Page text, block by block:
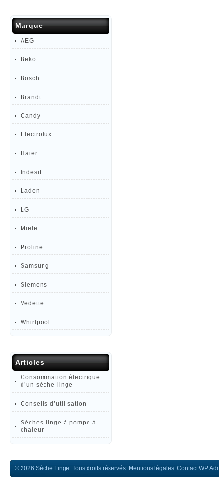
Marque
AEG
Beko
Bosch
Brandt
Candy
Electrolux
Haier
Indesit
Laden
LG
Miele
Proline
Samsung
Siemens
Vedette
Whirlpool
Articles
Consommation électrique
d’un sèche-linge
Conseils d’utilisation
Sèches-linge à pompe à
chaleur
© 2026 Sèche Linge. Tous droits réservés. Mentions légales. Contact.WP